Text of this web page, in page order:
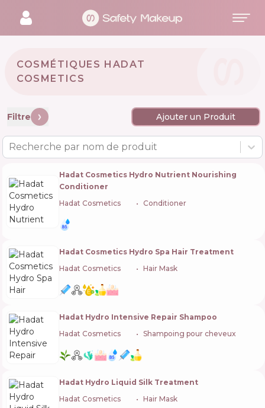
COSMÉTIQUES HADAT
COSMETICS 🇮🇱
Filtre Ajouter un Produit
Recherche par nom de produit
Hadat Cosmetics Hydro Nutrient Nourishing
Conditioner
Hadat Cosmetics
Conditioner
Hadat Cosmetics Hydro Spa Hair Treatment
Hadat Cosmetics
Hair Mask
Hadat Hydro Intensive Repair Shampoo
Hadat Cosmetics
Shampoing pour cheveux
Hadat Hydro Liquid Silk Treatment
Hadat Cosmetics
Hair Mask